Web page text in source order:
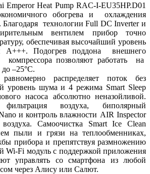
Emperor Heat Pump RAC-I-EU35HP.D01
обогрева и охлаждения
технологии Full DC Inverter и
вентилем прибор точно
обеспечивая высочайший уровень
А+++. Подогрев поддона внешнего
позволяют работать на
–25°C.
распределяет поток без
уровень шума и 4 режима Smart Sleep
насоса абсолютно неназойливой.
фильтрация воздуха, биполярный
и контроль влажности AIR Inspector
Самоочистка Smart Ice Clean
пыли и грязи на теплообменниках,
прибора и препятствуя размножению
Wi-Fi модуль с поддержкой приложения
управлять со смартфона из любой
через Алису или Салют.